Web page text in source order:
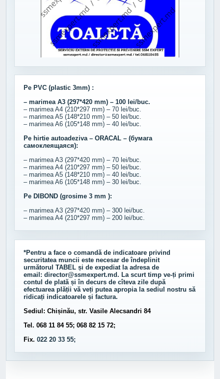
Pe PVC (plastic 3mm) :
– marimea A3 (297*420 mm) – 100 lei/buc.
– marimea A4 (210*297 mm) – 70 lei/buc.
– marimea A5 (148*210 mm) – 50 lei/buc.
– marimea A6 (105*148 mm) – 40 lei/buc.
Pe hirtie autoadeziva – ORACAL – (бумага
самоклеящаяся):
– marimea A3 (297*420 mm) – 70 lei/buc.
– marimea A4 (210*297 mm) – 50 lei/buc.
– marimea A5 (148*210 mm) – 40 lei/buc.
– marimea A6 (105*148 mm) – 30 lei/buc.
Pe DIBOND (grosime 3 mm ):
– marimea A3 (297*420 mm) – 300 lei/buc.
– marimea A4 (210*297 mm) – 200 lei/buc.
*Pentru a face o comandă de indicatoare privind
securitatea muncii este necesar de îndeplinit
următorul TABEL și de expediat la adresa de
email: director@ssmexpert.md. La scurt timp ve-ți primi
contul de plată și în decurs de cîteva zile după
efectuarea plății vă veți putea apropia la sediul nostru să
ridicați indicatoarele și factura.
Sediul: Chișinău, str. Vasile Alecsandri 84
Tel. 068 11 84 55; 068 82 15 72;
Fix. 022 20 33 55;